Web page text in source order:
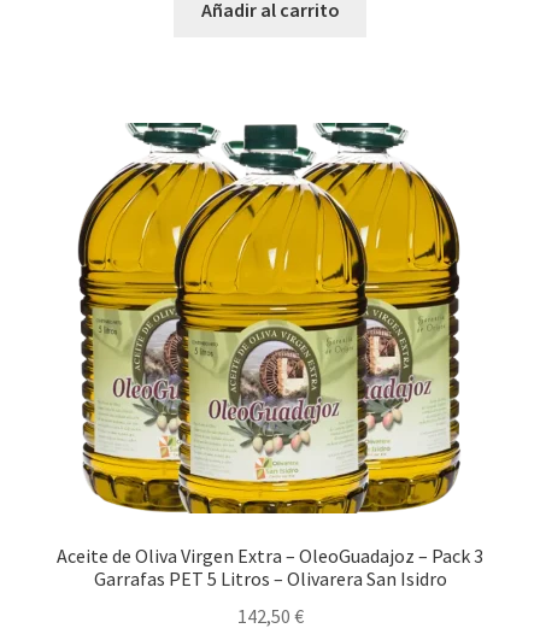
Añadir al carrito
Aceite de Oliva Virgen Extra – OleoGuadajoz – Pack 3
Garrafas PET 5 Litros – Olivarera San Isidro
142,50 €